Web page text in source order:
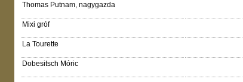
Thomas Putnam, nagygazda
Mixi gróf
La Tourette
Dobesitsch Móric